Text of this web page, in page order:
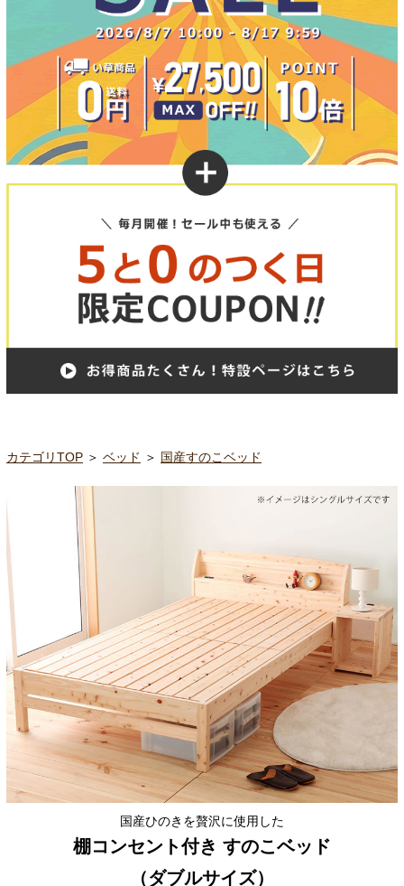
カテゴリTOP ＞ ベッド ＞ 国産すのこベッド
国産ひのきを贅沢に使用した
棚コンセント付き すのこベッド
（ダブルサイズ）